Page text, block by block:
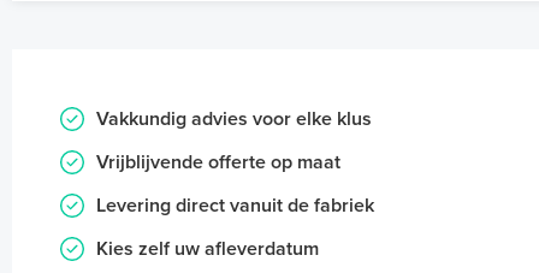
Vakkundig advies voor elke klus
Vrijblijvende offerte op maat
Levering direct vanuit de fabriek
Kies zelf uw afleverdatum